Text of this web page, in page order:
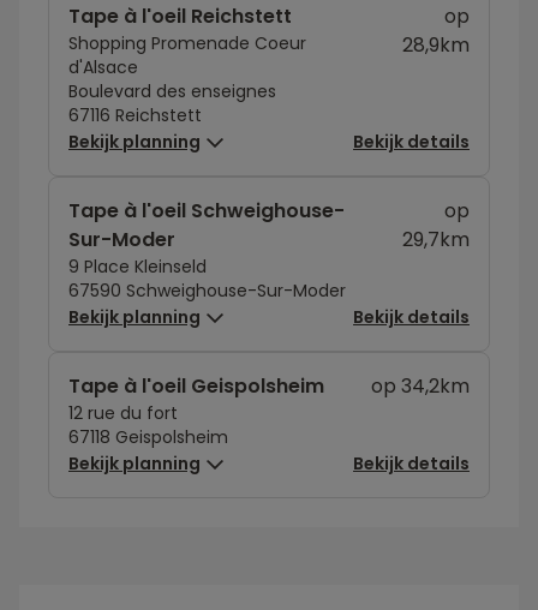
Tape à l'oeil Reichstett
Shopping Promenade Coeur
d'Alsace
Boulevard des enseignes
67116 Reichstett
op
28,9km
Bekijk planning Bekijk details
Tape à l'oeil Schweighouse-
Sur-Moder
9 Place Kleinseld
67590 Schweighouse-Sur-Moder
op
29,7km
Bekijk planning Bekijk details
Tape à l'oeil Geispolsheim
12 rue du fort
67118 Geispolsheim
op 34,2km
Bekijk planning Bekijk details